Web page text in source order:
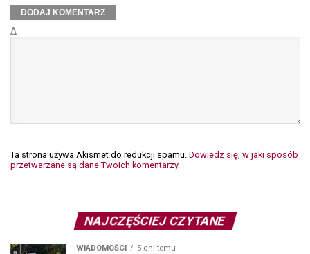
Δ
Ta strona używa Akismet do redukcji spamu. Dowiedz się, w jaki sposób
przetwarzane są dane Twoich komentarzy.
NAJCZĘŚCIEJ CZYTANE
WIADOMOŚCI 5 dni temu